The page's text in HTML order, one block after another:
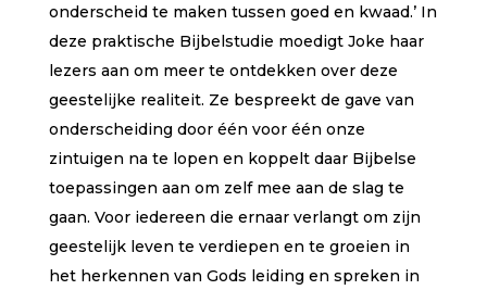
onderscheid te maken tussen goed en kwaad.’ In
deze praktische Bijbelstudie moedigt Joke haar
lezers aan om meer te ontdekken over deze
geestelijke realiteit. Ze bespreekt de gave van
onderscheiding door één voor één onze
zintuigen na te lopen en koppelt daar Bijbelse
toepassingen aan om zelf mee aan de slag te
gaan. Voor iedereen die ernaar verlangt om zijn
geestelijk leven te verdiepen en te groeien in
het herkennen van Gods leiding en spreken in